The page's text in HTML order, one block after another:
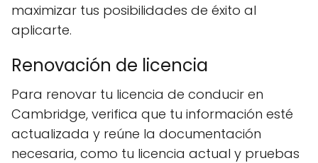
maximizar tus posibilidades de éxito al
aplicarte.
Renovación de licencia
Para renovar tu licencia de conducir en
Cambridge, verifica que tu información esté
actualizada y reúne la documentación
necesaria, como tu licencia actual y pruebas